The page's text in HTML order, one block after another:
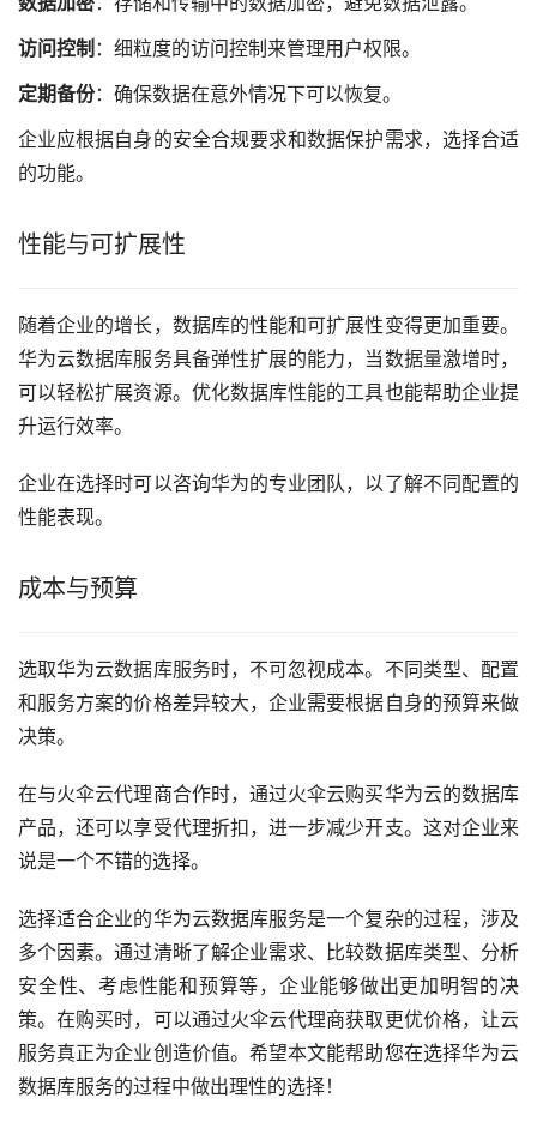
访问控制 ：细粒度的访问控制来管理用户权限。
定期备份：确保数据在意外情况下可以恢复。
企业应根据自身的安全合规要求和数据保护需求，选择合适
的功能。
性能与可扩展性
随着企业的增长，数据库的性能和可扩展性变得更加重要。
华为云数据库服务具备弹性扩展的能力，当数据量激增时，
可以轻松扩展资源。优化数据库性能的工具也能帮助企业提
升运行效率。
企业在选择时可以咨询华为的专业团队，以了解不同配置的
性能表现。
成本与预算
选取华为云数据库服务时，不可忽视成本。不同类型、配置
和服务方案的价格差异较大，企业需要根据自身的预算来做
决策。
在与火伞云代理商合作时，通过火伞云购买华为云的数据库
产品，还可以享受代理折扣，进一步减少开支。这对企业来
说是一个不错的选择。
选择适合企业的华为云数据库服务是一个复杂的过程，涉及
多个因素。通过清晰了解企业需求、比较数据库类型、分析
安全性、考虑性能和预算等，企业能够做出更加明智的决
策。在购买时，可以通过火伞云代理商获取更优价格，让云
服务真正为企业创造价值。希望本文能帮助您在选择华为云
数据库服务的过程中做出理性的选择！